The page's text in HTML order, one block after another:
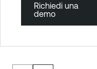
Richiedi una
demo